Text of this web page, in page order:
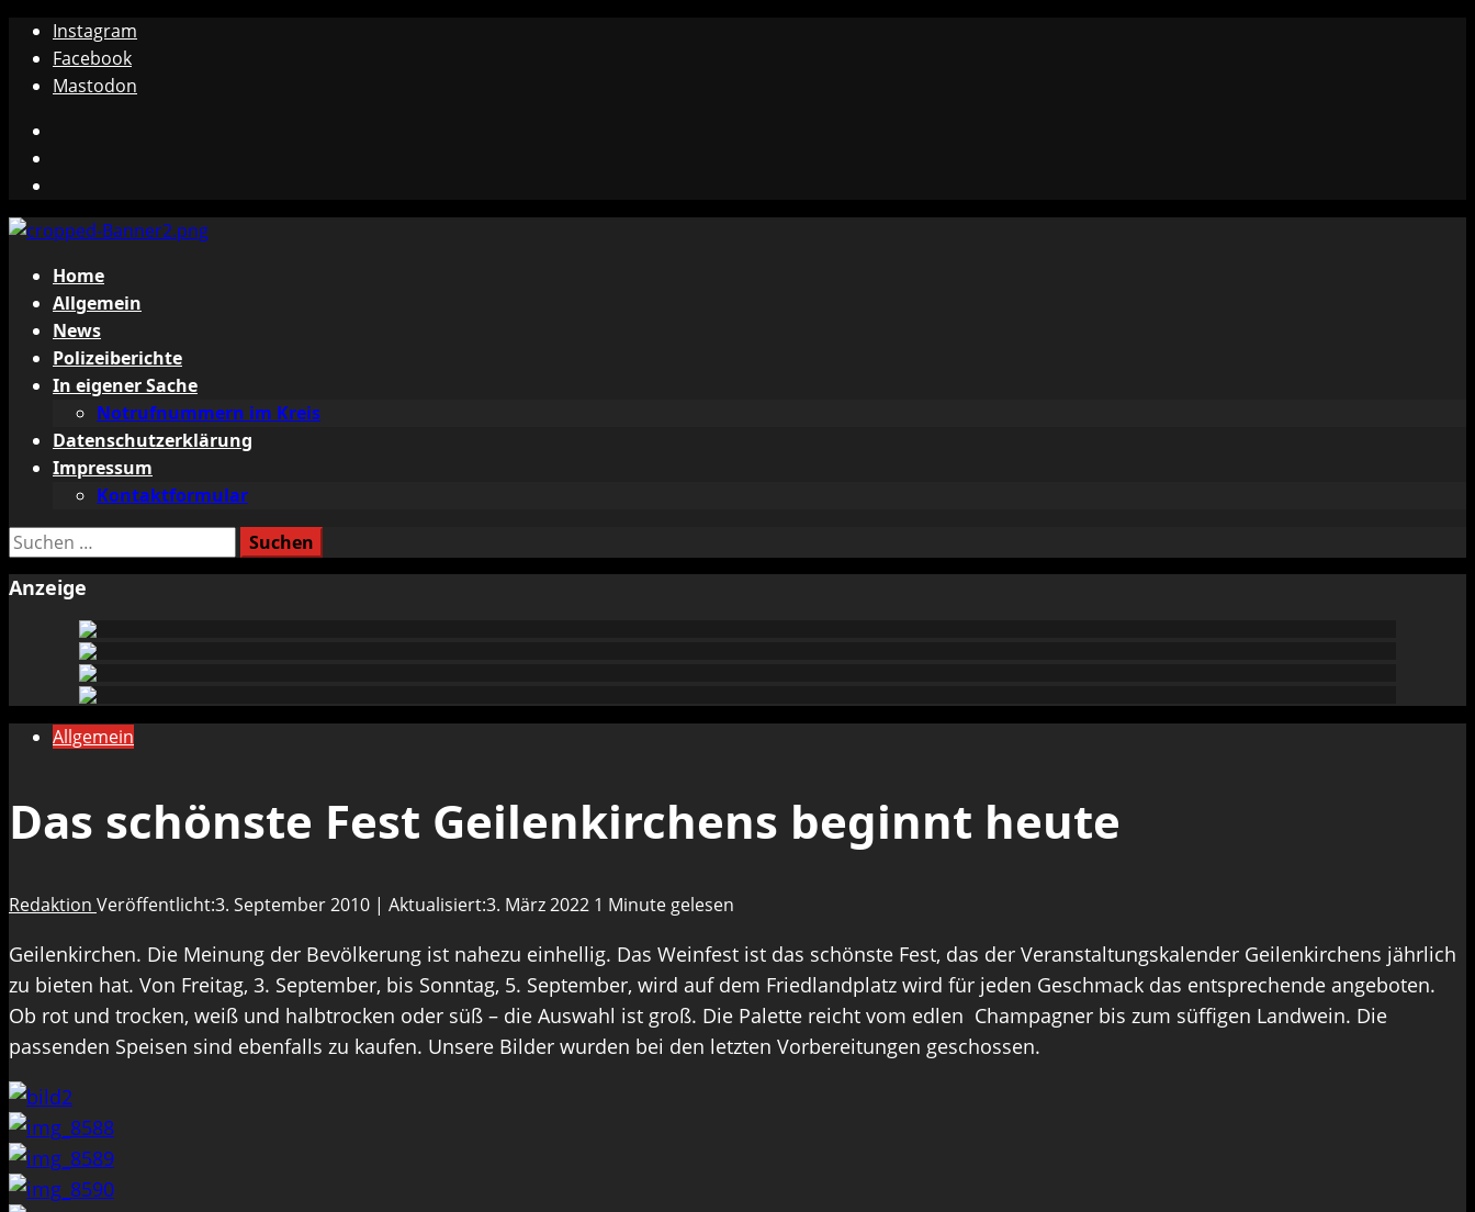
Zum
Inhalt
springen
Instagram
Facebook
Mastodon
Primäres
Menü
Home
Allgemein
News
Polizeiberichte
In eigener Sache
Notrufnummern im Kreis
Datenschutzerklärung
Impressum
Kontaktformular
Suchen
Anzeige
Allgemein
Das schönste Fest Geilenkirchens beginnt heute
Redaktion Veröffentlicht:3. September 2010 | Aktualisiert:3. März 2022 1 Minute gelesen
Geilenkirchen. Die Meinung der Bevölkerung ist nahezu einhellig. Das Weinfest ist das schönste Fest, das der Veranstaltungskalender Geilenkirchens jährlich
zu bieten hat. Von Freitag, 3. September, bis Sonntag, 5. September, wird auf dem Friedlandplatz wird für jeden Geschmack das entsprechende angeboten.
Ob rot und trocken, weiß und halbtrocken oder süß – die Auswahl ist groß. Die Palette reicht vom edlen Champagner bis zum süffigen Landwein. Die
passenden Speisen sind ebenfalls zu kaufen. Unsere Bilder wurden bei den letzten Vorbereitungen geschossen.